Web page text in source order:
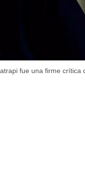
fue una firme crítica